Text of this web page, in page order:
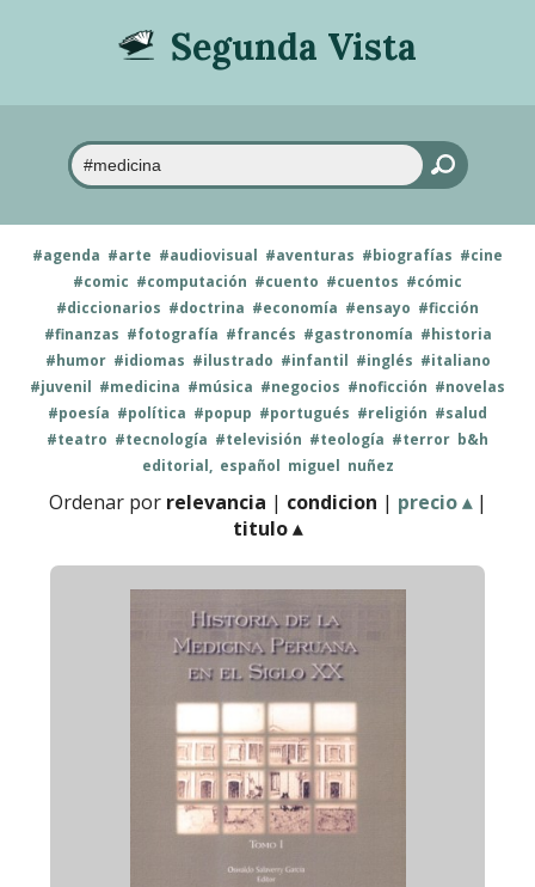
Segunda Vista
#agenda #arte #audiovisual #aventuras #biografías #cine
#comic #computación #cuento #cuentos #cómic
#diccionarios #doctrina #economía #ensayo #ficción
#finanzas #fotografía #francés #gastronomía #historia
#humor #idiomas #ilustrado #infantil #inglés #italiano
#juvenil #medicina #música #negocios #noficción #novelas
#poesía #política #popup #portugués #religión #salud
#teatro #tecnología #televisión #teología #terror b&h
editorial, español miguel nuñez
Ordenar por relevancia | condicion | precio ▴|
titulo ▴